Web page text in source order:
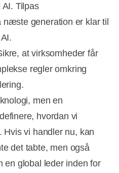
Tilpas
næste generation er klar til
at virksomheder får
regler omkring
men en
hvordan vi
vi handler nu, kan
det tabte, men også
en global leder inden for